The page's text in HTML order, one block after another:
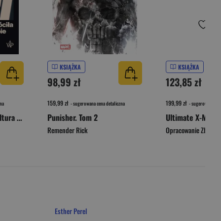
Girl on Girl. Jak popkultura zwróciła kobiety przeciw sobie
KSIĄŻKA
98,99 zł
159,99 zł - sugerowana cena detaliczna
Punisher. Tom 2
Remender Rick
KSIĄŻKA
123,85 zł
199,99 zł - sugerowana
Ultimate X-Men.
Opracowanie
Esther Perel